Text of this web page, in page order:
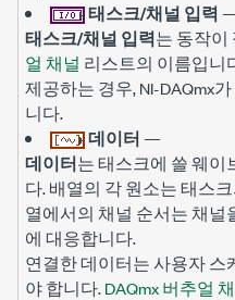
태스크/채널 입력
태스크/채널 입력는 동작이
얼 채널 리스트의 이름입니
제공하는 경우, NI-DAQmx
니다.
데이터 —
데이터는 태스크에 쓸 웨이
다. 배열의 각 원소는 태스
열에서의 채널 순서는 채널
에 대응합니다.
연결한 데이터는 사용자 스
야 합니다.DAQmx 버추얼